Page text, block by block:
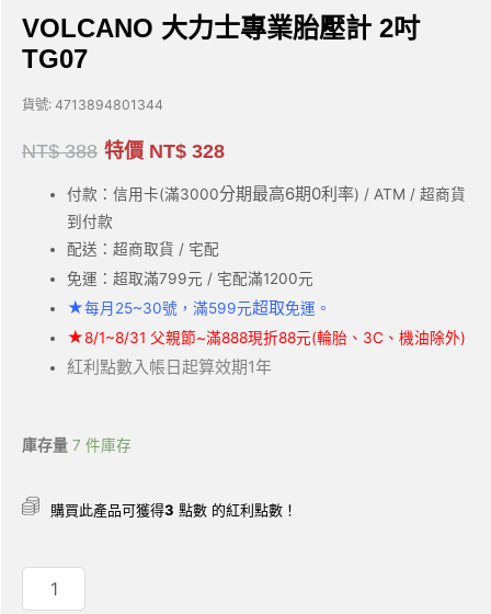
VOLCANO 大力士專業胎壓計 2吋
TG07
貨號: 4713894801344
NT$388 特價 NT$ 328
付款：信用卡(滿3000分期最高6期0利率) / ATM / 超商貨
到付款
配送：超商取貨 / 宅配
免運：超取滿799元 / 宅配滿1200元
★每月25~30號，滿599元超取免運。
★8/1~8/31 父親節~滿888現折88元(輪胎、3C、機油除外)
紅利點數入帳日起算效期1年
庫存量 7 件庫存
購買此產品可獲得3 點數 的紅利點數！